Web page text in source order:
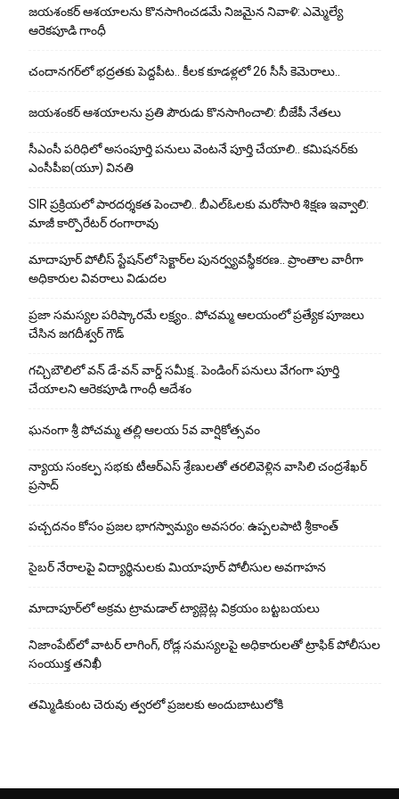
జయశంకర్ ఆశయాలను కొనసాగించడమే నిజమైన నివాళి: ఎమ్మెల్యే
ఆరెక‌పూడి గాంధీ
చందానగర్‌లో భద్రతకు పెద్దపీట.. కీలక కూడళ్లలో 26 సీసీ కెమెరాలు..
జయశంకర్ ఆశయాలను ప్రతి పౌరుడు కొనసాగించాలి: బీజేపీ నేతలు
సీఎంసీ పరిధిలో అసంపూర్తి పనులు వెంటనే పూర్తి చేయాలి.. కమిషనర్‌కు
ఎంసీపీఐ(యూ) వినతి
SIR ప్రక్రియలో పారదర్శకత పెంచాలి.. బీఎల్ఓలకు మరోసారి శిక్షణ ఇవ్వాలి:
మాజీ కార్పొరేటర్ రంగారావు
మాదాపూర్ పోలీస్‌ స్టేషన్‌లో సెక్టార్‌ల పునర్వ్యవస్థీకరణ.. ప్రాంతాల వారీగా
అధికారుల వివరాలు విడుదల
ప్రజా సమస్యల పరిష్కారమే లక్ష్యం.. పోచమ్మ ఆలయంలో ప్రత్యేక పూజలు
చేసిన జగదీశ్వర్ గౌడ్
గచ్చిబౌలిలో వన్ డే-వన్ వార్డ్ సమీక్ష.. పెండింగ్ పనులు వేగంగా పూర్తి
చేయాలని ఆరెకపూడి గాంధీ ఆదేశం
ఘ‌నంగా శ్రీ పోచమ్మ త‌ల్లి ఆలయ 5వ వార్షికోత్సవం
న్యాయ సంక‌ల్ప స‌భ‌కు టీఆర్ఎస్ శ్రేణుల‌తో త‌ర‌లివెళ్లిన వాసిలి చంద్ర‌శేఖ‌ర్
ప్ర‌సాద్
పచ్చదనం కోసం ప్రజల భాగస్వామ్యం అవసరం: ఉప్పలపాటి శ్రీకాంత్
సైబర్ నేరాలపై విద్యార్థినులకు మియాపూర్ పోలీసుల అవగాహన
మాదాపూర్‌లో అక్రమ ట్రామడాల్ ట్యాబ్లెట్ల విక్రయం బట్టబయలు
నిజాంపేట్‌లో వాటర్ లాగింగ్, రోడ్ల సమస్యలపై అధికారులతో ట్రాఫిక్ పోలీసుల
సంయుక్త తనిఖీ
తమ్మిడికుంట చెరువు త్వరలో ప్రజలకు అందుబాటులోకి